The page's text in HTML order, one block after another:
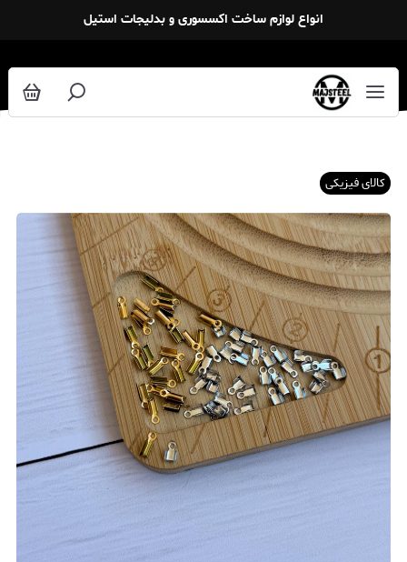
انواع لوازم ساخت اکسسوری و بدلیجات استیل
کالای فیزیکی